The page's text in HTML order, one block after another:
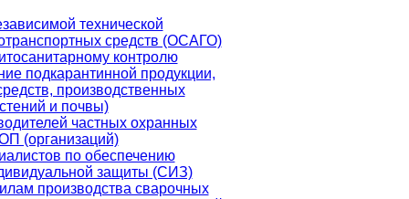
технической
средств (ОСАГО)
контролю
подкарантинной продукции,
производственных
и почвы)
частных охранных
(организаций)
по обеспечению
защиты (СИЗ)
производства сварочных